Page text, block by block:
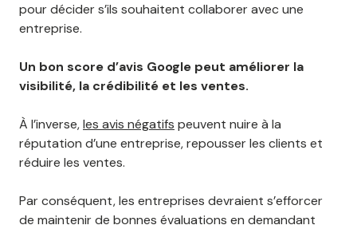
pour décider s’ils souhaitent collaborer avec une
entreprise.
Un bon score d’avis Google peut améliorer la
visibilité, la crédibilité et les ventes.
À l’inverse,les avis négatifs peuvent nuire à la
réputation d’une entreprise, repousser les clients et
réduire les ventes.
Par conséquent, les entreprises devraient s’efforcer
de maintenir de bonnes évaluations en demandant